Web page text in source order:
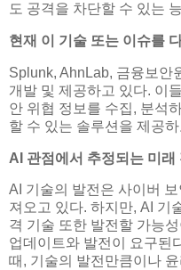
도 공격을 차단할 수 있는
현재 이 기술 또는 이슈를
Splunk, AhnLab, 금융보안
개발 및 제공하고 있다. 이
안 위협 정보를 수집, 분석
할 수 있는 솔루션을 제공
AI 관점에서 추정되는 미래
AI 기술의 발전은 사이버
져오고 있다. 하지만, AI 기
격 기술 또한 발전할 가능
업데이트와 발전이 요구된
때, 기술의 발전만큼이나